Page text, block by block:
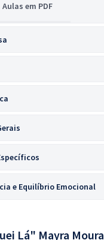
Aulas em PDF
e Equilíbrio Emocional
Lá" Mayra Moura